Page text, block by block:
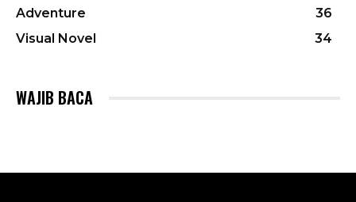
Adventure
36
Visual Novel
34
WAJIB BACA